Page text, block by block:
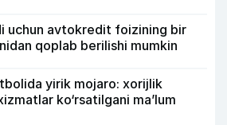
uchun avtokredit foizining bir
qoplab berilishi mumkin
yirik mojaro: xorijlik
ko‘rsatilgani ma’lum